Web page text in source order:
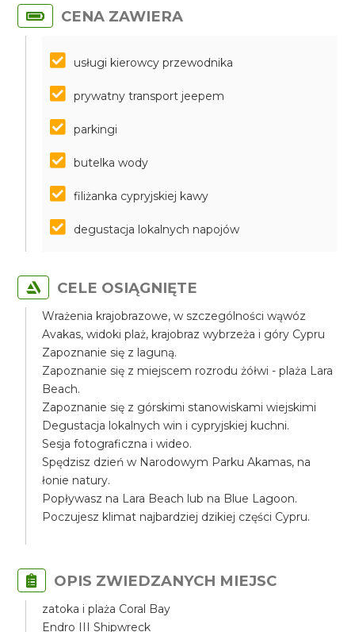
CENA ZAWIERA
usługi kierowcy przewodnika
prywatny transport jeepem
parkingi
butelka wody
filiżanka cypryjskiej kawy
degustacja lokalnych napojów
CELE OSIĄGNIĘTE
Wrażenia krajobrazowe, w szczególności wąwóz
Avakas, widoki plaż, krajobraz wybrzeża i góry Cypru
Zapoznanie się z laguną.
Zapoznanie się z miejscem rozrodu żółwi - plaża Lara
Beach.
Zapoznanie się z górskimi stanowiskami wiejskimi
Degustacja lokalnych win i cypryjskiej kuchni.
Sesja fotograficzna i wideo.
Spędzisz dzień w Narodowym Parku Akamas, na
łonie natury.
Popływasz na Lara Beach lub na Blue Lagoon.
Poczujesz klimat najbardziej dzikiej części Cypru.
OPIS ZWIEDZANYCH MIEJSC
zatoka i plaża Coral Bay
Endro III Shipwreck